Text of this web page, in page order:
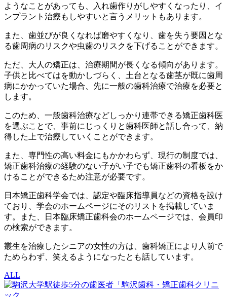
ようなことがあっても、入れ歯作りがしやすくなったり、イ
ンプラント治療もしやすいと言うメリットもあります。
また、歯並びが良くなれば磨やすくなり、歯を失う要因とな
る歯周病のリスクや虫歯のリスクを下げることができます。
ただ、大人の矯正は、治療期間が長くなる傾向があります。
子供と比べてはを動かしづらく、土台となる歯茎が既に歯周
病にかかっていた場合、先に一般の歯科治療で治療を必要と
します。
このため、一般歯科治療などしっかり連帯できる矯正歯科医
を選ぶことで、事前にじっくりと歯科医師と話し合って、納
得した上で治療していくことができます。
また、専門性の高い料金にもかかわらず、現行の制度では、
矯正歯科治療の経験のない子がい子でも矯正歯科の看板をか
けることができるため注意が必要です。
日本矯正歯科学会では、認定や臨床指導員などの資格を設け
ており、学会のホームページにそのリストを掲載していま
す。また、日本臨床矯正歯科会のホームページでは、会員印
の検索ができます。
叢生を治療したシニアの女性の方は、歯科矯正により人前で
ためらわず、笑えるようになったとも話しています。
ALL